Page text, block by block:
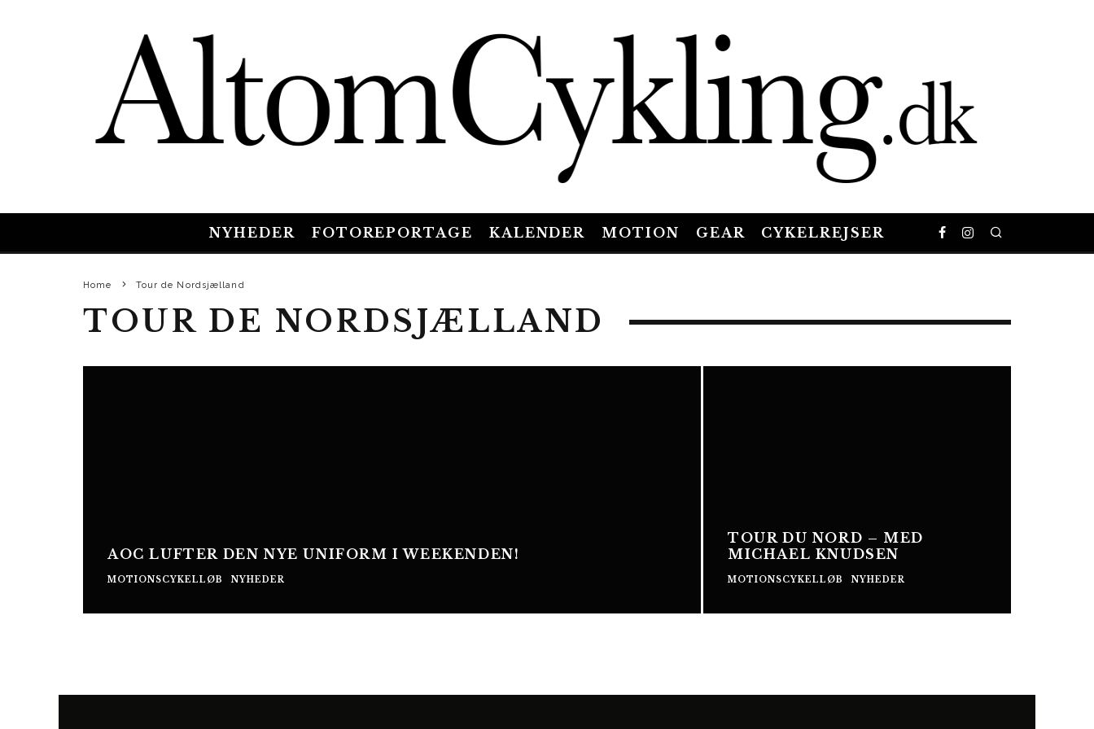
NYHEDER FOTOREPORTAGE KALENDER MOTION GEAR CYKELREJSER
Home Tour de Nordsjælland
TOUR DE NORDSJÆLLAND
AOC LUFTER DEN NYE UNIFORM I WEEKENDEN!
MOTIONSCYKELLØB NYHEDER
TOUR DU NORD – MED
MICHAEL KNUDSEN
MOTIONSCYKELLØB NYHEDER